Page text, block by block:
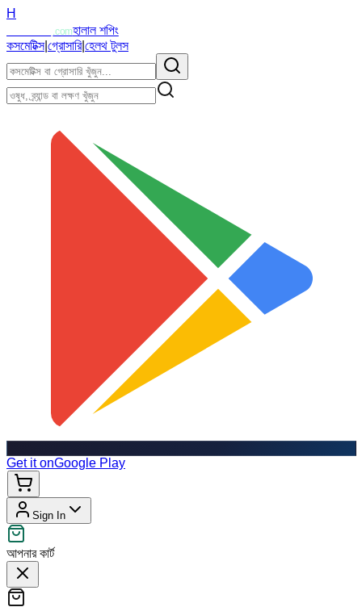
H
.comহালাল শপিং
কসমেটিক্স|গ্রোসারি|হেলথ টুলস
Get it onGoogle Play
Sign In
আপনার কার্ট